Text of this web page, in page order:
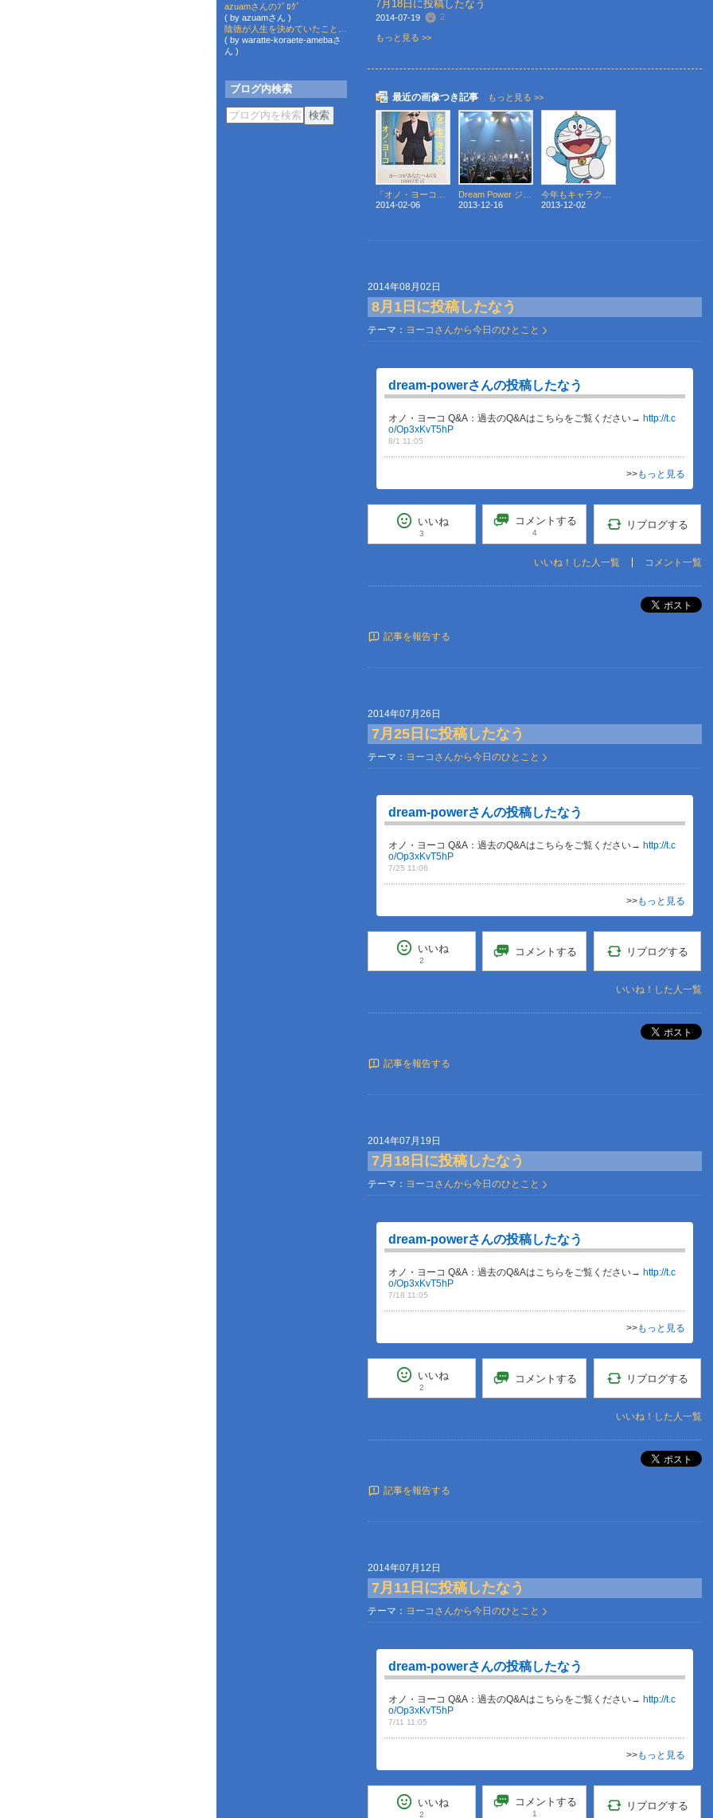
azuamさんのﾌﾞﾛｸﾞ
( by azuamさん )
( by waratte-koraete-amebaさ
ん )
ブログ内検索
7月18日に投稿したなう
2014-07-19 2
もっと見る >>
最近の画像つき記事 もっと見る >>
2014-02-06
2013-12-16
2013-12-02
2014年08月02日
8月1日に投稿したなう
テーマ： ヨーコさんから今日のひとこと
dream-powerさんの投稿したなう
オノ・ヨーコ Q&A：過去のQ&Aはこちらをご覧ください→ http://t.c
o/Op3xKvT5hP
8/1 11:05
>>もっと見る
いいね
3
コメントする
4
リブログする
いいね！した人一覧 コメント一覧
ポスト
記事を報告する
2014年07月26日
7月25日に投稿したなう
テーマ： ヨーコさんから今日のひとこと
dream-powerさんの投稿したなう
オノ・ヨーコ Q&A：過去のQ&Aはこちらをご覧ください→ http://t.c
o/Op3xKvT5hP
7/25 11:06
>>もっと見る
いいね
2
コメントする リブログする
いいね！した人一覧
ポスト
記事を報告する
2014年07月19日
7月18日に投稿したなう
テーマ： ヨーコさんから今日のひとこと
dream-powerさんの投稿したなう
オノ・ヨーコ Q&A：過去のQ&Aはこちらをご覧ください→ http://t.c
o/Op3xKvT5hP
7/18 11:05
>>もっと見る
いいね
2
コメントする リブログする
いいね！した人一覧
ポスト
記事を報告する
2014年07月12日
7月11日に投稿したなう
テーマ： ヨーコさんから今日のひとこと
dream-powerさんの投稿したなう
オノ・ヨーコ Q&A：過去のQ&Aはこちらをご覧ください→ http://t.c
o/Op3xKvT5hP
7/11 11:05
>>もっと見る
いいね
2
コメントする
1
リブログする